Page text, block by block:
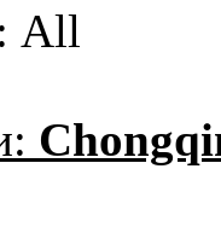
All